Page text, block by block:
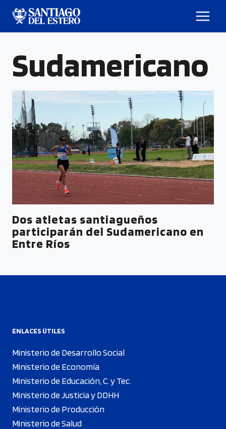
Sudamericano
Dos atletas santiagueños
participarán del Sudamericano en
Entre Ríos
ENLACES ÚTILES
Ministerio de Desarrollo Social
Ministerio de Economía
Ministerio de Educación, C. y Tec.
Ministerio de Justicia y DDHH
Ministerio de Producción
Ministerio de Salud